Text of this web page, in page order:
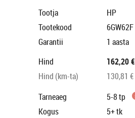
Tootja
HP
Tootekood
6GW62F
Garantii
1 aasta
Hind
162,20 €
Hind (km-ta)
130,81 €
Tarneaeg
5-8 tp
Kogus
5+tk